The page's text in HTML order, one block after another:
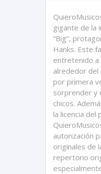
gigante de la
“Big”,
Hanks. Este
entretenido a
alrededor del
por primera
sorprender y
chicos.
la licencia del
autorización
originales de
repertorio